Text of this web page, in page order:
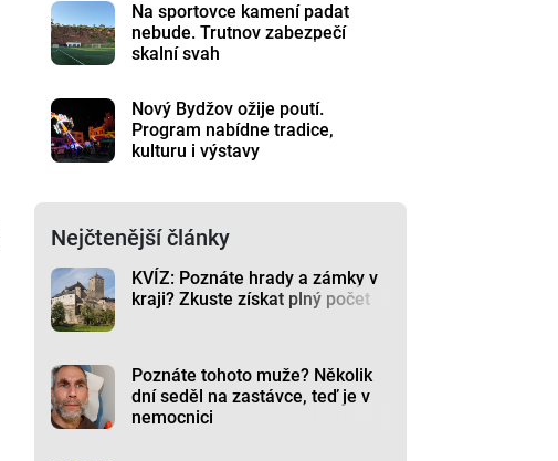
Na sportovce kamení padat
nebude. Trutnov zabezpečí
skalní svah
Nový Bydžov ožije poutí.
Program nabídne tradice,
kulturu i výstavy
Nejčtenější články
KVÍZ: Poznáte hrady a zámky v
kraji? Zkuste získat plný počet
Poznáte tohoto muže? Několik
dní seděl na zastávce, teď je v
nemocnici